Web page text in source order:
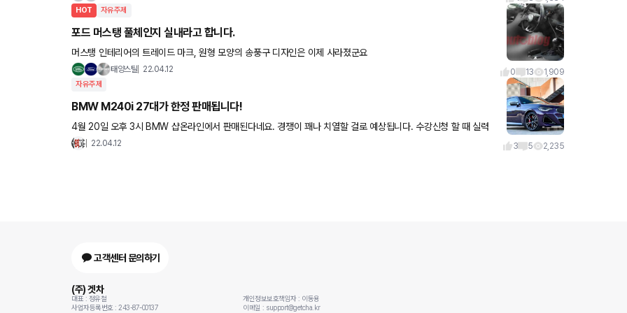
HOT 자유주제
포드 머스탱 풀체인지 실내라고 합니다.
머스탱 인테리어의 트레이드 마크, 원형 모양의 송풍구 디자인은 이제 사라졌군요
태양스틸 22.04.12 0 13 1,909
자유주제
BMW M240i 27대가 한정 판매됩니다!
4월 20일 오후 3시 BMW 샵온라인에서 판매된다네요. 경쟁이 꽤나 치열할 걸로 예상됩니다. 수강신청 할 때 실력
보여주실 준비 되셨나요?
22.04.12 3 5 2,235
고객센터 문의하기
(주) 겟차
대표 : 정유철
사업자등록번호 : 243-87-00137
개인정보보호책임자 : 이동용
이메일 : support@getcha.kr